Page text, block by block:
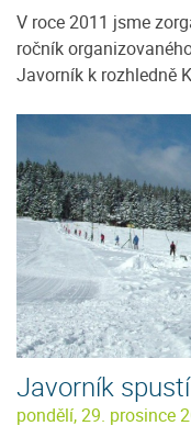
V roce 2011 jsme
ročník
Javorník k rozhledně
Javorník
pondělí, 29. prosince